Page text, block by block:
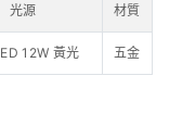
光源 材質
12W 黃光 五金